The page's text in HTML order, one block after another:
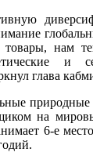
нам
и
глава
на
6-е